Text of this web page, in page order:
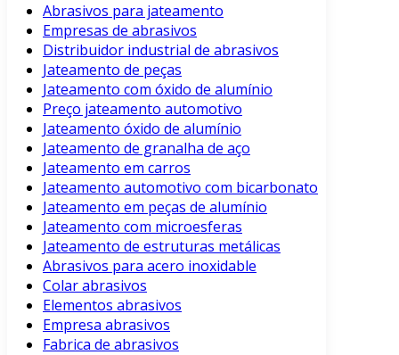
Abrasivos para jateamento
Empresas de abrasivos
Distribuidor industrial de abrasivos
Jateamento de peças
Jateamento com óxido de alumínio
Preço jateamento automotivo
Jateamento óxido de alumínio
Jateamento de granalha de aço
Jateamento em carros
Jateamento automotivo com bicarbonato
Jateamento em peças de alumínio
Jateamento com microesferas
Jateamento de estruturas metálicas
Abrasivos para acero inoxidable
Colar abrasivos
Elementos abrasivos
Empresa abrasivos
Fabrica de abrasivos